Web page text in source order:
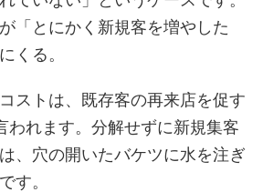
「とにかく新規客を増やした
くる。
ストは、既存客の再来店を促す
われます。分解せずに新規集客
、穴の開いたバケツに水を注ぎ
す。